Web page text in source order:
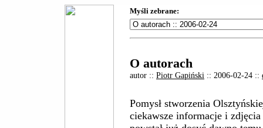
Myśli zebrane:
O autorach
autor :: Piotr Gapiński :: 2006-02-24 ::
Pomysł stworzenia
ciekawsze informacje i